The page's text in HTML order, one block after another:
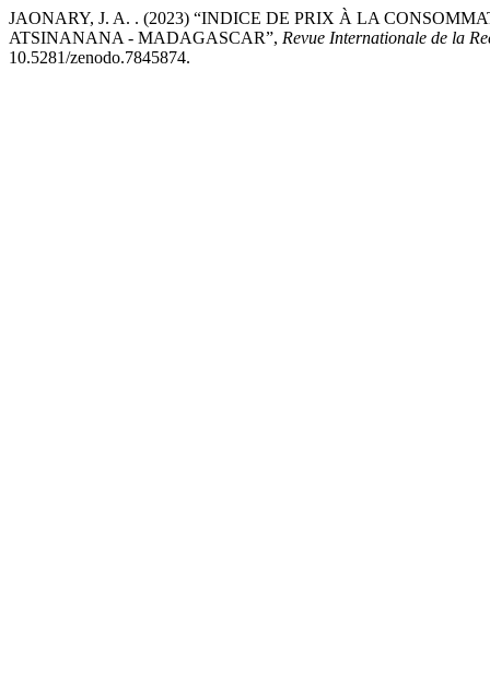
JAONARY, J. A. . (2023) “INDICE DE PRIX À LA
ATSINANANA - MADAGASCAR”, Revue Internationale de la
10.5281/zenodo.7845874.